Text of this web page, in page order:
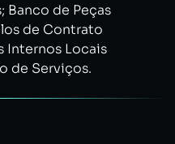
Banco de Peças
de Contrato
Internos Locais
de Serviços.